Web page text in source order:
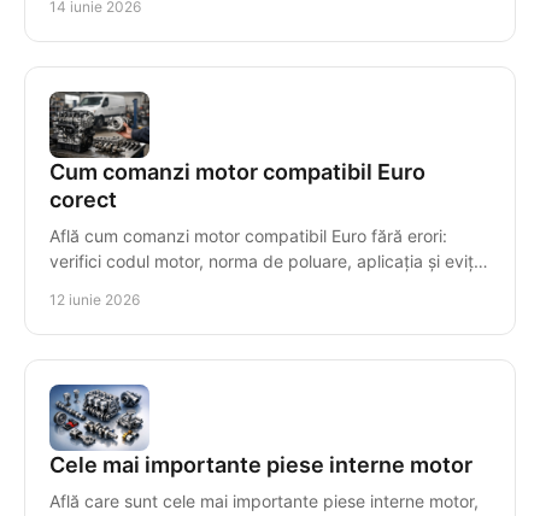
14 iunie 2026
Cum comanzi motor compatibil Euro
corect
Află cum comanzi motor compatibil Euro fără erori:
verifici codul motor, norma de poluare, aplicația și eviți
12 iunie 2026
Cele mai importante piese interne motor
Află care sunt cele mai importante piese interne motor,